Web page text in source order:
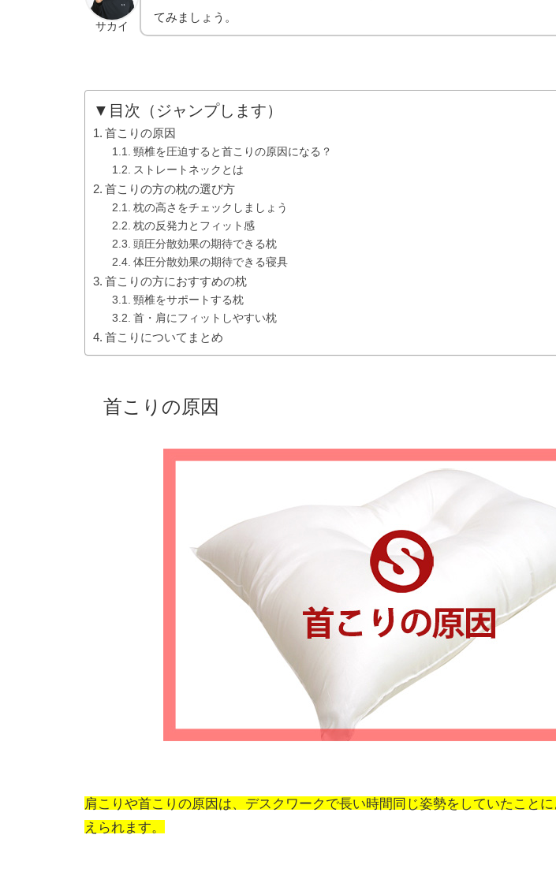
サカイ
てみましょう。
▼目次（ジャンプします）
首こりの原因
頸椎を圧迫すると首こりの原因になる？
ストレートネックとは
首こりの方の枕の選び方
枕の高さをチェックしましょう
枕の反発力とフィット感
頭圧分散効果の期待できる枕
体圧分散効果の期待できる寝具
首こりの方におすすめの枕
頸椎をサポートする枕
首・肩にフィットしやすい枕
首こりについてまとめ
首こりの原因
肩こりや首こりの原因は、デスクワークで長い時間同じ姿勢をしていたことに
えられます。